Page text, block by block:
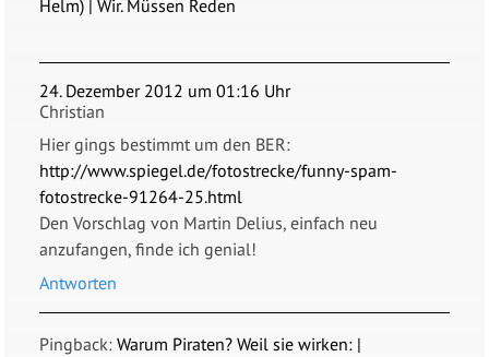
Helm) | Wir. Müssen Reden
24. Dezember 2012 um 01:16 Uhr
Christian
Hier gings bestimmt um den BER:
http://www.spiegel.de/fotostrecke/funny-spam-
fotostrecke-91264-25.html
Den Vorschlag von Martin Delius, einfach neu
anzufangen, finde ich genial!
Antworten
Pingback:Warum Piraten? Weil sie wirken: |